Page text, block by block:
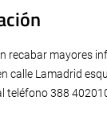
recabar mayores
calle Lamadrid
teléfono 388